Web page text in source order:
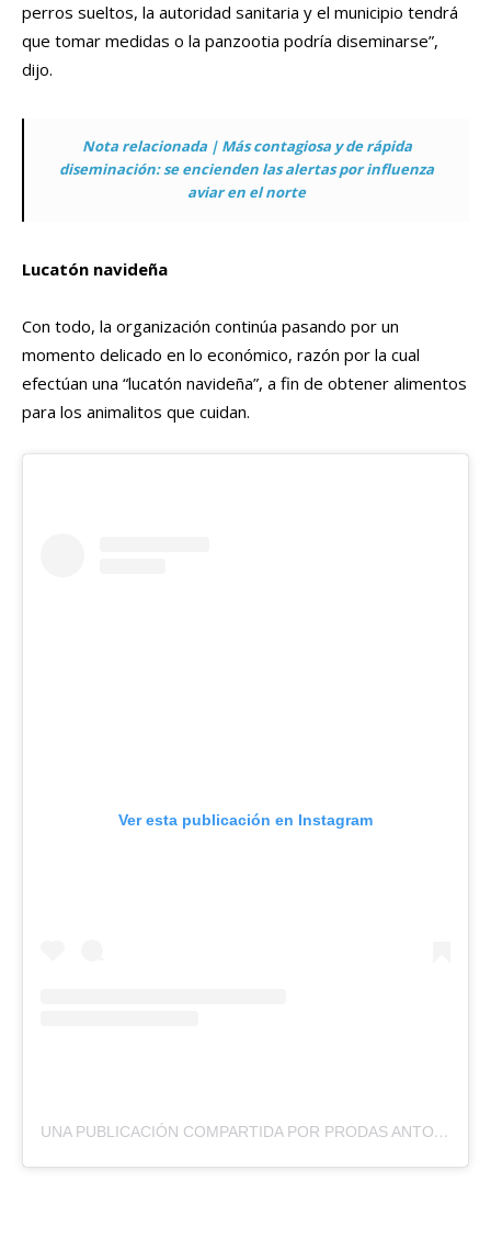
perros sueltos, la autoridad sanitaria y el municipio tendrá
que tomar medidas o la panzootia podría diseminarse”,
dijo.
Nota relacionada | Más contagiosa y de rápida
diseminación: se encienden las alertas por influenza
aviar en el norte
Lucatón navideña
Con todo, la organización continúa pasando por un
momento delicado en lo económico, razón por la cual
efectúan una “lucatón navideña”, a fin de obtener alimentos
para los animalitos que cuidan.
Ver esta publicación en Instagram
UNA PUBLICACIÓN COMPARTIDA POR PRODAS ANTOFAGASTA